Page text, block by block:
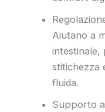
Aiutano a
intestinale,
stitichezza
fluida.
Supporto